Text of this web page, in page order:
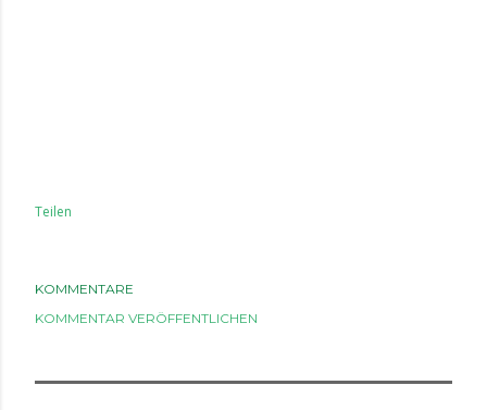
Teilen
KOMMENTARE
KOMMENTAR VERÖFFENTLICHEN